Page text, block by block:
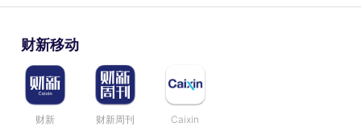
财新移动
财新 财新周刊 Caixin